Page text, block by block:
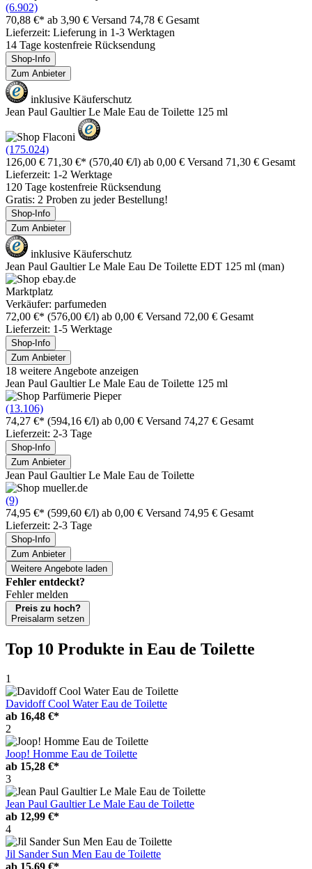
(6.902)
70,88 €* ab 3,90 € Versand 74,78 € Gesamt
Lieferzeit: Lieferung in 1-3 Werktagen
14 Tage kostenfreie Rücksendung
Shop-Info
Zum Anbieter
inklusive Käuferschutz
Jean Paul Gaultier Le Male Eau de Toilette 125 ml
(175.024)
126,00 € 71,30 €* (570,40 €/l) ab 0,00 € Versand 71,30 € Gesamt
Lieferzeit: 1-2 Werktage
120 Tage kostenfreie Rücksendung
Gratis: 2 Proben zu jeder Bestellung!
Shop-Info
Zum Anbieter
inklusive Käuferschutz
Jean Paul Gaultier Le Male Eau De Toilette EDT 125 ml (man)
Marktplatz
Verkäufer: parfumeden
72,00 €* (576,00 €/l) ab 0,00 € Versand 72,00 € Gesamt
Lieferzeit: 1-5 Werktage
Shop-Info
Zum Anbieter
18 weitere Angebote anzeigen
Jean Paul Gaultier Le Male Eau de Toilette 125 ml
(13.106)
74,27 €* (594,16 €/l) ab 0,00 € Versand 74,27 € Gesamt
Lieferzeit: 2-3 Tage
Shop-Info
Zum Anbieter
Jean Paul Gaultier Le Male Eau de Toilette
(9)
74,95 €* (599,60 €/l) ab 0,00 € Versand 74,95 € Gesamt
Lieferzeit: 2-3 Tage
Shop-Info
Zum Anbieter
Weitere Angebote laden
Fehler entdeckt?
Fehler melden
Preis zu hoch?
Preisalarm setzen
Top 10 Produkte in Eau de Toilette
1
Davidoff Cool Water Eau de Toilette
ab 16,48 €*
2
Joop! Homme Eau de Toilette
ab 15,28 €*
3
Jean Paul Gaultier Le Male Eau de Toilette
ab 12,99 €*
4
Jil Sander Sun Men Eau de Toilette
ab 15,69 €*